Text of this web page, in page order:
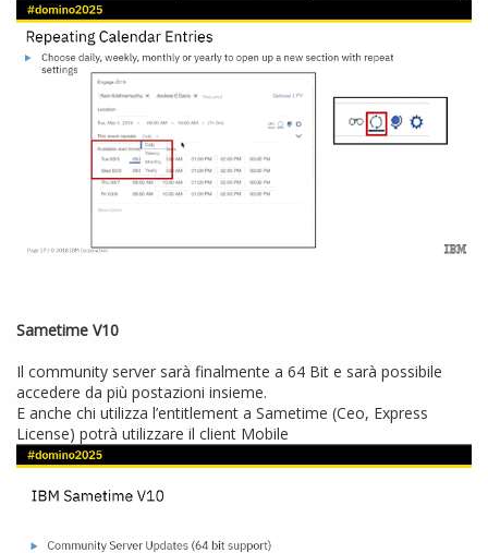
Sametime V10
Il community server sarà finalmente a 64 Bit e sarà possibile
accedere da più postazioni insieme.
E anche chi utilizza l’entitlement a Sametime (Ceo, Express
License) potrà utilizzare il client Mobile